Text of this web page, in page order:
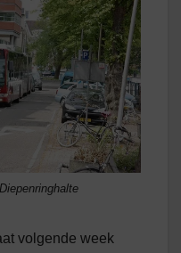
volgende week